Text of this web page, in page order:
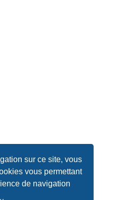
sur ce site, vous
vous permettant
de navigation